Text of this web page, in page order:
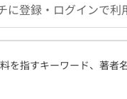
に登録・ログインで利
を指すキーワード、著者